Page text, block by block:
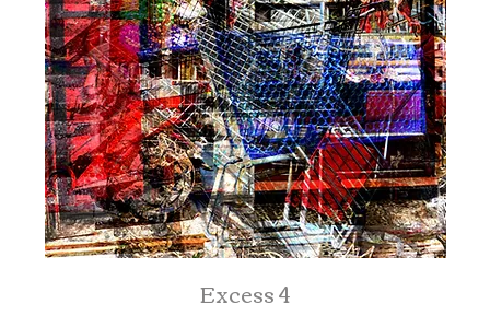
Excess 4